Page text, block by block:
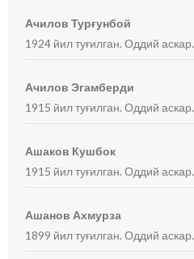
Ачилов Турғунбой
1924 йил туғилган. Оддий аскар.
Ачилов Эгамберди
1915 йил туғилган. Оддий аскар.
Ашаков Кушбок
1915 йил туғилган. Оддий аскар.
Ашанов Ахмурза
1899 йил туғилган. Оддий аскар.